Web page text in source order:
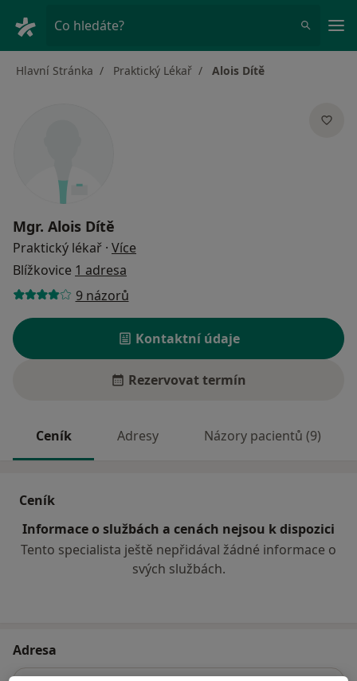
Co hledáte?
Hlavní Stránka Praktický Lékař Alois Dítě
Mgr. Alois Dítě
Praktický lékař · Více
Blížkovice 1 adresa
9 názorů
Kontaktní údaje
Rezervovat termín
Ceník Adresy Názory pacientů (9)
Ceník
Informace o službách a cenách nejsou k dispozici
Tento specialista ještě nepřidával žádné informace o
svých službách.
Adresa